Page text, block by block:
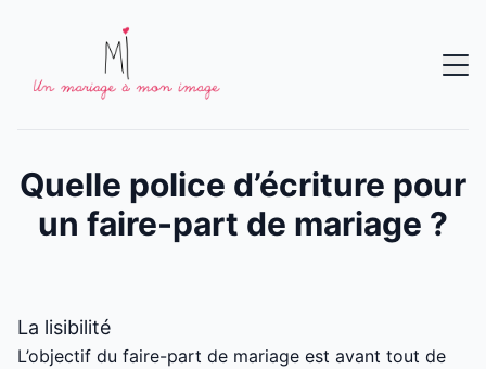
Quelle police d’écriture pour
un faire-part de mariage ?
La lisibilité
L’objectif du faire-part de mariage est avant tout de